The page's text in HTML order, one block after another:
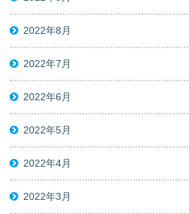
2022年8月
2022年7月
2022年6月
2022年5月
2022年4月
2022年3月